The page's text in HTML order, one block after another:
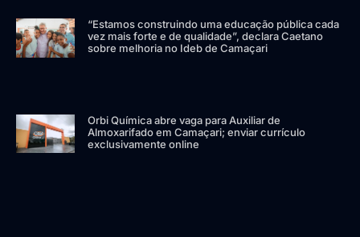
“Estamos construindo uma educação pública cada
vez mais forte e de qualidade”, declara Caetano
sobre melhoria no Ideb de Camaçari
Orbi Química abre vaga para Auxiliar de
Almoxarifado em Camaçari; enviar currículo
exclusivamente online